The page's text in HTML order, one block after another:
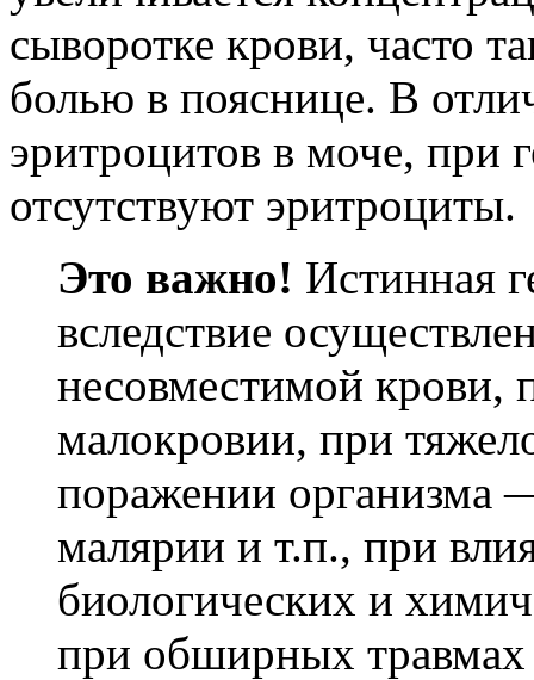
сыворотке крови, часто
болью в пояснице. В
эритроцитов в моче, при
отсутствуют эритроциты.
Это важно! Истинная
вследствие
несовместимой крови,
малокровии, при
поражении организма
малярии и т.п., при
биологических и
при обширных